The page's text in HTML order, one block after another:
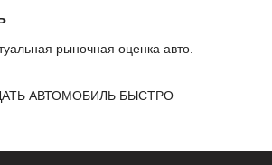
рыночная оценка авто.
АВТОМОБИЛЬ БЫСТРО